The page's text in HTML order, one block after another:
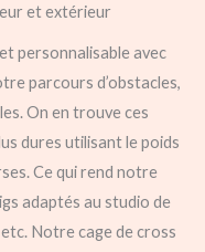
et extérieur
personnalisable avec
parcours d’obstacles,
On en trouve ces
dures utilisant le poids
Ce qui rend notre
adaptés au studio de
Notre cage de cross